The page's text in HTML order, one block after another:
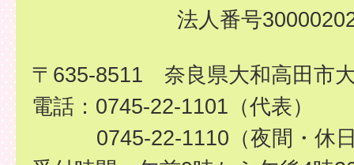
法人番号
〒635-8511 奈良県大和高田市
電話：0745-22-1101（代表）
0745-22-1110（夜間・休